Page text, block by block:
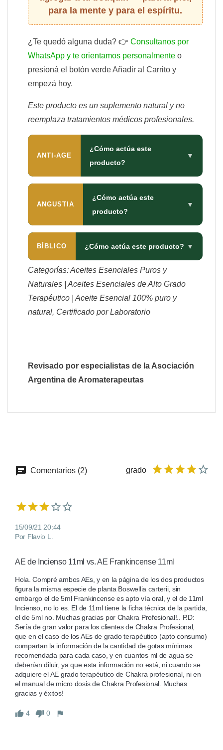
para la mente y para el espíritu.
¿Te quedó alguna duda? 👉 Consultanos por
WhatsApp y te orientamos personalmente o
presioná el botón verde Añadir al Carrito y
empezá hoy.
Este producto es un suplemento natural y no
reemplaza tratamientos médicos profesionales.
ANTI-AGE
¿Cómo actúa este
producto?
▼
ANGUSTIA
¿Cómo actúa este
producto?
▼
BÍBLICO ¿Cómo actúa este producto? ▼
Categorías: Aceites Esenciales Puros y
Naturales | Aceites Esenciales de Alto Grado
Terapéutico | Aceite Esencial 100% puro y
natural, Certificado por Laboratorio
Revisado por especialistas de la Asociación
Argentina de Aromaterapeutas
Comentarios (2) grado
15/09/21 20:44
Por Flavio L.
AE de Incienso 11ml vs. AE Frankincense 11ml
Hola. Compré ambos AEs, y en la página de los dos productos
figura la misma especie de planta Boswellia carterii, sin
embargo el de 5ml Frankincense es apto vía oral, y el de 11ml
Incienso, no lo es. El de 11ml tiene la ficha técnica de la partida,
el de 5ml no. Muchas gracias por Chakra Profesional!.. P.D:
Sería de gran valor para los clientes de Chakra Profesional,
que en el caso de los AEs de grado terapéutico (apto consumo)
compartan la información de la cantidad de gotas mínimas
recomendada para cada caso, y en cuantos ml de agua se
deberían diluir, ya que esta información no está, ni cuando se
adquiere el AE grado terapéutico de Chakra profesional, ni en
el manual de micro dosis de Chakra Profesional. Muchas
gracias y éxitos!
4 0